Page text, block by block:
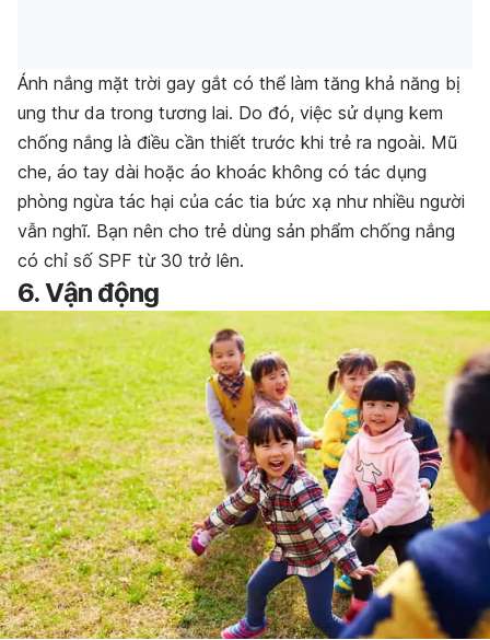
Ánh nắng mặt trời gay gắt có thể làm tăng khả năng bị
ung thư da trong tương lai. Do đó, việc sử dụng kem
chống nắng là điều cần thiết trước khi trẻ ra ngoài. Mũ
che, áo tay dài hoặc áo khoác không có tác dụng
phòng ngừa tác hại của các tia bức xạ như nhiều người
vẫn nghĩ. Bạn nên cho trẻ dùng sản phẩm chống nắng
có chỉ số SPF từ 30 trở lên.
6. Vận động